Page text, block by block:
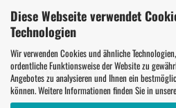
Diese Webseite verwendet
Technologien
Wir verwenden Cookies und ähnliche
ordentliche Funktionsweise der Website zu
Angebotes zu analysieren und Ihnen ein
können. Weitere Informationen finden Sie in
PROBESEITEN